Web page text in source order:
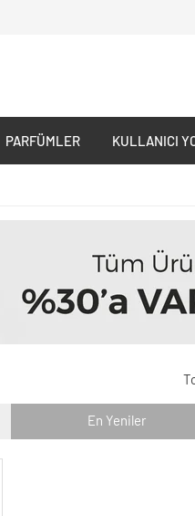
PARFÜMLER KULLANICI
En Yeniler